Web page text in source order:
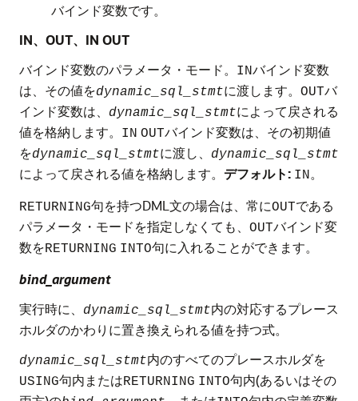
バインド変数です。
IN、OUT、IN OUT
バインド変数のパラメータ・モード。
INバインド変数
は、その値をdynamic_sql_stmtに渡します。 OUTバ
インド変数は、
dynamic_sql_stmtによって戻される
値を格納します。
IN OUTバインド変数は、その初期値
をdynamic_sql_stmtに渡し、 dynamic_sql_stmt
によって戻される値を格納します。 デフォルト: IN。
RETURNING句を持つDML文の場合は、常にOUTである
パラメータ・モードを指定しなくても、 OUTバインド変
数をRETURNING INTO句に入れることができます。
bind_argument
実行時に、
dynamic_sql_stmt内の対応するプレース
ホルダのかわりに置き換えられる値を持つ式。
dynamic_sql_stmt内のすべてのプレースホルダを
USING句内またはRETURNING INTO句内(あるいはその